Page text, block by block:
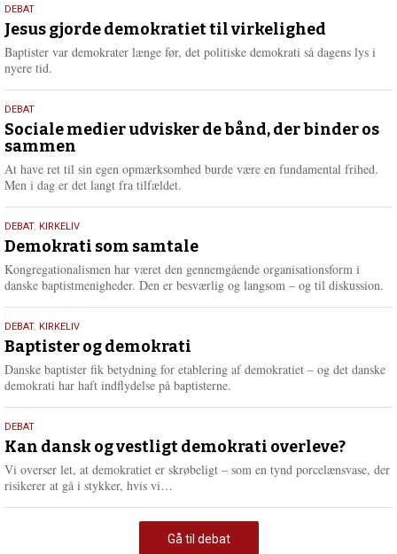
e
r
e
18.
maj
2026
DEBAT
Jesus gjorde demokratiet til virkelighed
Baptister var demokrater længe før, det politiske demokrati så dagens lys i
nyere tid.
18.
maj
2026
DEBAT
Sociale medier udvisker de bånd, der binder os
sammen
At have ret til sin egen opmærksomhed burde være en fundamental frihed.
Men i dag er det langt fra tilfældet.
18.
maj
2026
DEBAT, KIRKELIV
Demokrati som samtale
Kongregationalismen har været den gennemgående organisationsform i
danske baptistmenigheder. Den er besværlig og langsom – og til diskussion.
18.
maj
2026
DEBAT, KIRKELIV
Baptister og demokrati
Danske baptister fik betydning for etablering af demokratiet – og det danske
demokrati har haft indflydelse på baptisterne.
18.
maj
2026
DEBAT
Kan dansk og vestligt demokrati overleve?
Vi overser let, at demokratiet er skrøbeligt – som en tynd porcelænsvase, der
risikerer at gå i stykker, hvis vi…
m
e
Gå til debat